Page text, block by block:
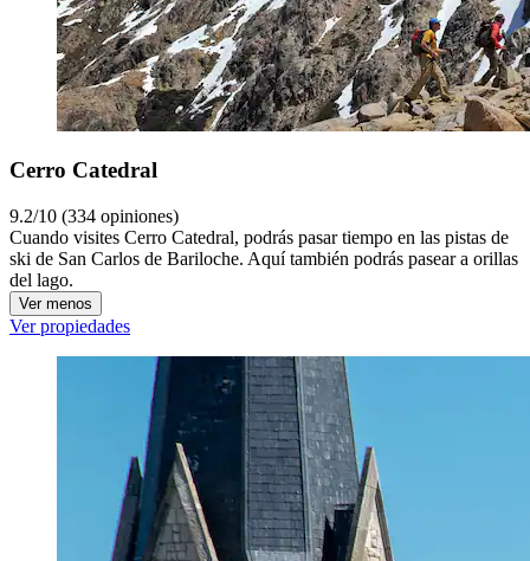
Cerro Catedral
9.2/10 (334 opiniones)
Cuando visites Cerro Catedral, podrás pasar tiempo en las pistas de
ski de San Carlos de Bariloche. Aquí también podrás pasear a orillas
del lago.
Ver menos
Ver propiedades